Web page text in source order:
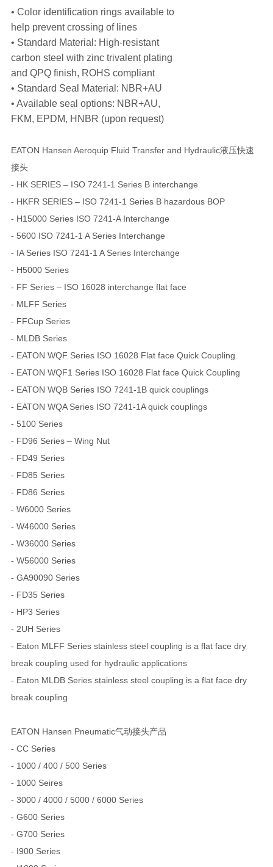
• Color identification rings available to
help prevent crossing of lines
• Standard Material: High-resistant
carbon steel with zinc trivalent plating
and QPQ finish, ROHS compliant
• Standard Seal Material: NBR+AU
• Available seal options: NBR+AU,
FKM, EPDM, HNBR (upon request)
EATON Hansen Aeroquip Fluid Transfer and Hydraulic液压快速
接头
- HK SERIES – ISO 7241-1 Series B interchange
- HKFR SERIES – ISO 7241-1 Series B hazardous BOP
- H15000 Series ISO 7241-A Interchange
- 5600 ISO 7241-1 A Series Interchange
- IA Series ISO 7241-1 A Series Interchange
- H5000 Series
- FF Series – ISO 16028 interchange flat face
- MLFF Series
- FFCup Series
- MLDB Series
- EATON WQF Series ISO 16028 Flat face Quick Coupling
- EATON WQF1 Series ISO 16028 Flat face Quick Coupling
- EATON WQB Series ISO 7241-1B quick couplings
- EATON WQA Series ISO 7241-1A quick couplings
- 5100 Series
- FD96 Series – Wing Nut
- FD49 Series
- FD85 Series
- FD86 Series
- W6000 Series
- W46000 Series
- W36000 Series
- W56000 Series
- GA90090 Series
- FD35 Series
- HP3 Series
- 2UH Series
- Eaton MLFF Series stainless steel coupling is a flat face dry
break coupling used for hydraulic applications
- Eaton MLDB Series stainless steel coupling is a flat face dry
break coupling
EATON Hansen Pneumatic气动接头产品
- CC Series
- 1000 / 400 / 500 Series
- 1000 Seires
- 3000 / 4000 / 5000 / 6000 Series
- G600 Series
- G700 Series
- I900 Series